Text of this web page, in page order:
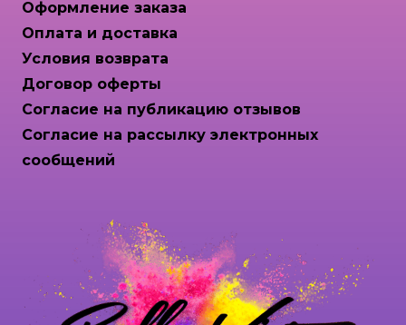
Оформление заказа
Оплата и доставка
Условия возврата
Договор оферты
Согласие на публикацию отзывов
Согласие на рассылку электронных
сообщений